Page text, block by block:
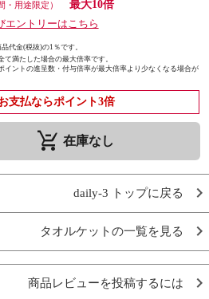
・用途限定）
最大10倍
エントリーはこちら
代金(税抜)の1％です。
満たした場合の最大倍率です。
イントの進呈数・付与倍率が最大倍率より少なくなる場合が
支払ならポイント3倍
remove_shopping_cart 在庫なし
daily-3 トップに戻る
タオルケットの一覧を見る
商品レビューを投稿するには